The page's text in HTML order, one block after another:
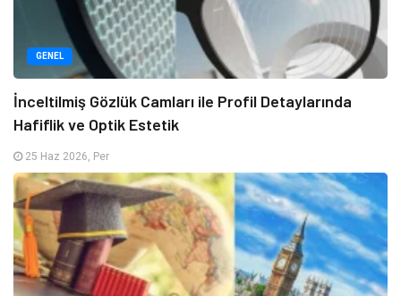
GENEL
İnceltilmiş Gözlük Camları ile Profil Detaylarında
Hafiflik ve Optik Estetik
25 Haz 2026, Per